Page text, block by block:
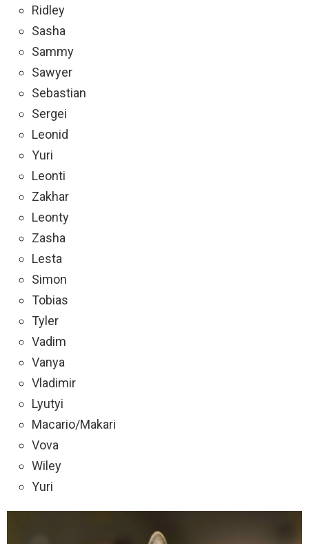
Ridley
Sasha
Sammy
Sawyer
Sebastian
Sergei
Leonid
Yuri
Leonti
Zakhar
Leonty
Zasha
Lesta
Simon
Tobias
Tyler
Vadim
Vanya
Vladimir
Lyutyi
Macario/Makari
Vova
Wiley
Yuri